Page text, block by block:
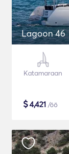
Lagoon 46
Katamaraan
$4,421 /öö